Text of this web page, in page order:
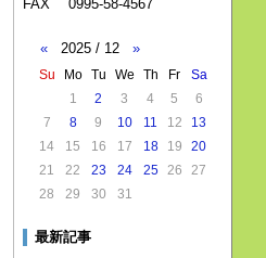
FAX 0995-58-4567
« 2025 / 12 »
Su Mo Tu We Th Fr
Sa
1
2 3 4 5
6
7
8 9 10 11 12
13
14
15 16 17 18 19
20
21
22 23 24 25 26
27
28
29 30 31
最新記事